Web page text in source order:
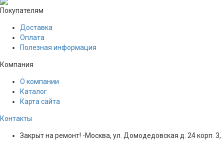
Покупателям
Доставка
Оплата
Полезная информация
Компания
О компании
Каталог
Карта сайта
Контакты
Закрыт на ремонт! -Москва, ул. Домодедовская д. 24 корп. 3,